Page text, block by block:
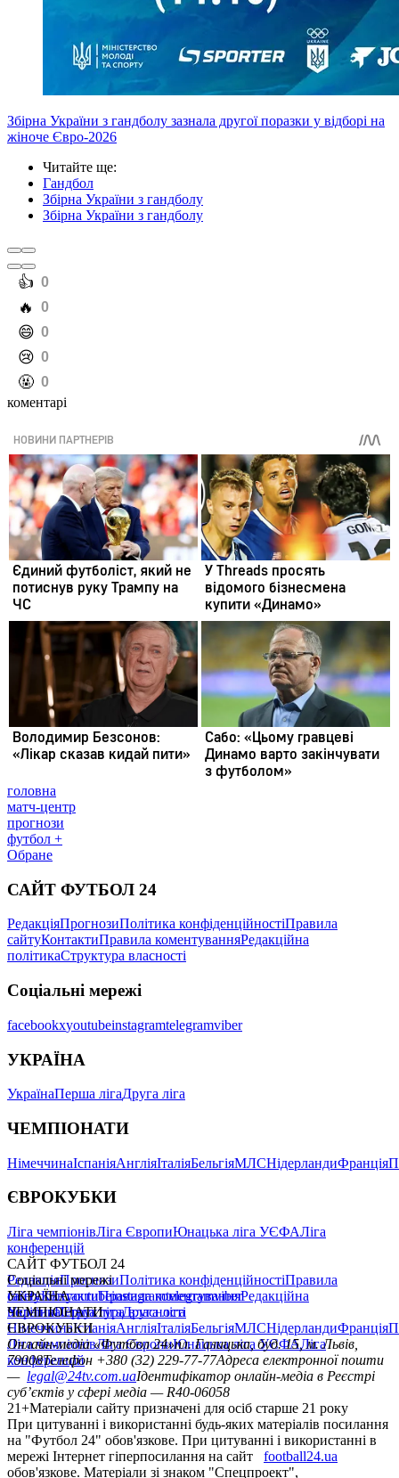
Збірна України з гандболу зазнала другої поразки у відборі на
жіноче Євро-2026
Читайте ще:
Гандбол
Збірна України з гандболу
Збірна України з гандболу
️👍 0
️🔥 0
️😄 0
️😢 0
️🤬 0
коментарі
головна
матч-центр
прогнози
футбол +
Обране
САЙТ ФУТБОЛ 24
РедакціяПрогнозиПолітика конфіденційностіПравила
сайтуКонтактиПравила коментуванняРедакційна
політикаСтруктура власності
Соціальні мережі
facebookxyoutubeinstagramtelegramviber
УКРАЇНА
УкраїнаПерша лігаДруга ліга
ЧЕМПІОНАТИ
НімеччинаІспаніяАнгліяІталіяБельгіяМЛСНідерландиФранція
ЄВРОКУБКИ
Ліга чемпіонівЛіга ЄвропиЮнацька ліга УЄФАЛіга
конференцій
САЙТ ФУТБОЛ 24
РедакціяПрогнозиПолітика конфіденційностіПравила
сайтуКонтактиПравила коментуванняРедакційна
політикаСтруктура власності
Соціальні мережі
facebookxyoutubeinstagramtelegramviber
УКРАЇНА
УкраїнаПерша лігаДруга ліга
ЧЕМПІОНАТИ
НімеччинаІспаніяАнгліяІталіяБельгіяМЛСНідерландиФранція
ЄВРОКУБКИ
Ліга чемпіонівЛіга ЄвропиЮнацька ліга УЄФАЛіга
конференцій
Онлайн-медіа «Футбол 24»пл. Галицька, буд. 15, м. Львів,
79008Телефон +380 (32) 229-77-77Адреса електронної пошти
— legal@24tv.com.uaІдентифікатор онлайн-медіа в Реєстрі
суб’єктів у сфері медіа — R40-06058
21+Матеріали сайту призначені для осіб старше 21 року
При цитуванні і використанні будь-яких матеріалів посилання
на "Футбол 24" обов'язкове. При цитуванні і використанні в
мережі Інтернет гіперпосилання на сайт
football24.ua
обов'язкове. Матеріали зі знаком "Спецпроект",